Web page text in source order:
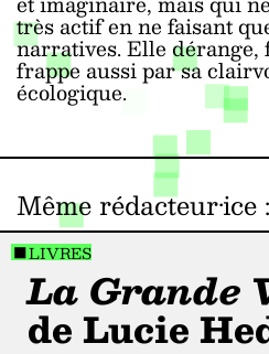
très actif en ne faisant
narratives. Elle dérange,
frappe aussi par sa
écologique.
Même rédacteur·ice :
LIVRES
La Grande
de Lucie